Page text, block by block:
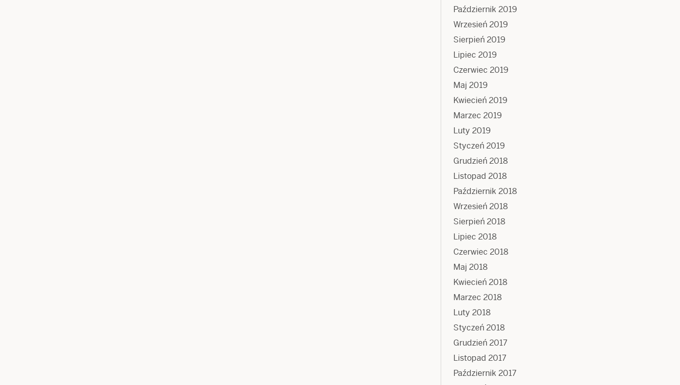
Październik 2019
Wrzesień 2019
Sierpień 2019
Lipiec 2019
Czerwiec 2019
Maj 2019
Kwiecień 2019
Marzec 2019
Luty 2019
Styczeń 2019
Grudzień 2018
Listopad 2018
Październik 2018
Wrzesień 2018
Sierpień 2018
Lipiec 2018
Czerwiec 2018
Maj 2018
Kwiecień 2018
Marzec 2018
Luty 2018
Styczeń 2018
Grudzień 2017
Listopad 2017
Październik 2017